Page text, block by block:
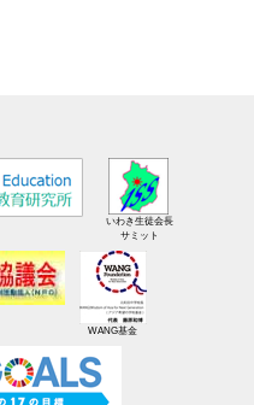
いわき生徒会長
サミット
WANG基金